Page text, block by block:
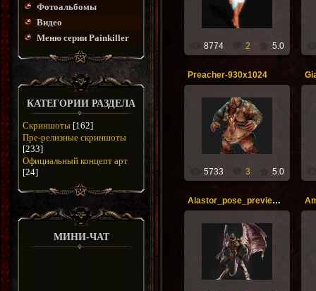
Фотоальбомы
Видео
Меню серии Painkiller
КАТЕГОРИИ РАЗДЕЛА
Скриншоты [162]
Пре-релизные скриншоты
[233]
Официальный концепт арт
[24]
МИНИ-ЧАТ
freeknik
8774 2 5.0
Preacher-930x1024
17.08.2012
Str_Ghost
5733 3 5.0
Alastor_pose_preview-1024x1024
17.08.2012
Str_Ghost